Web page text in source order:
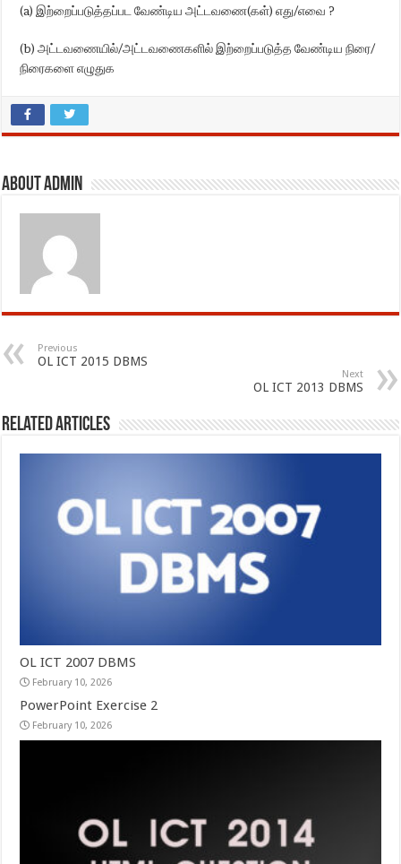
(a) இற்றைப்படுத்தப்பட வேண்டிய அட்டவணை(கள்) எது/எவை ?
(b) அட்டவணையில்/அட்டவணைகளில் இற்றைப்படுத்த வேண்டிய நிரை/
நிரைகளை எழுதுக
About admin
Previous
OL ICT 2015 DBMS
Next
OL ICT 2013 DBMS
Related Articles
OL ICT 2007 DBMS
February 10, 2026
PowerPoint Exercise 2
February 10, 2026